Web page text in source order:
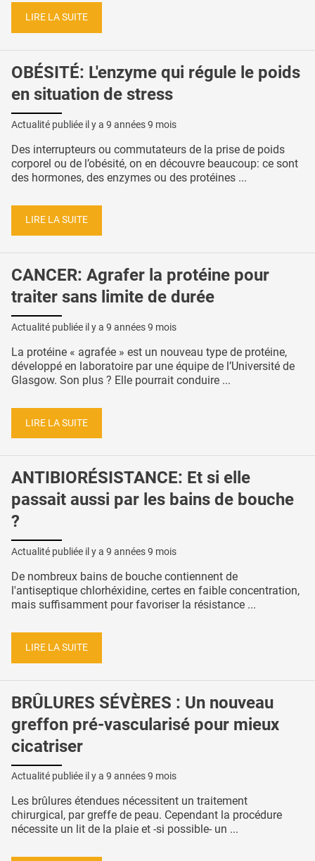
LIRE LA SUITE
OBÉSITÉ: L'enzyme qui régule le poids
en situation de stress
Actualité publiée il y a 9 années 9 mois
Des interrupteurs ou commutateurs de la prise de poids
corporel ou de l’obésité, on en découvre beaucoup: ce sont
des hormones, des enzymes ou des protéines ...
LIRE LA SUITE
CANCER: Agrafer la protéine pour
traiter sans limite de durée
Actualité publiée il y a 9 années 9 mois
La protéine « agrafée » est un nouveau type de protéine,
développé en laboratoire par une équipe de l’Université de
Glasgow. Son plus ? Elle pourrait conduire ...
LIRE LA SUITE
ANTIBIORÉSISTANCE: Et si elle
passait aussi par les bains de bouche
?
Actualité publiée il y a 9 années 9 mois
De nombreux bains de bouche contiennent de
l'antiseptique chlorhéxidine, certes en faible concentration,
mais suffisamment pour favoriser la résistance ...
LIRE LA SUITE
BRÛLURES SÉVÈRES : Un nouveau
greffon pré-vascularisé pour mieux
cicatriser
Actualité publiée il y a 9 années 9 mois
Les brûlures étendues nécessitent un traitement
chirurgical, par greffe de peau. Cependant la procédure
nécessite un lit de la plaie et -si possible- un ...